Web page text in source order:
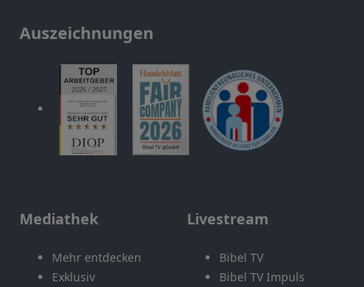
Auszeichnungen
Mediathek
Mehr entdecken
Exklusiv
Livestream
Bibel TV
Bibel TV Impuls